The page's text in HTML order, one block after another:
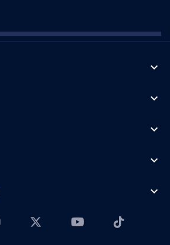
expand_more
expand_more
expand_more
expand_more
expand_more